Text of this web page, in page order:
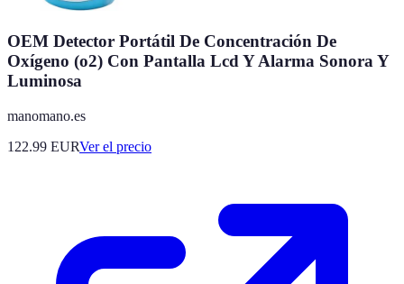
OEM Detector Portátil De Concentración De
Oxígeno (o2) Con Pantalla Lcd Y Alarma Sonora Y
Luminosa
manomano.es
122.99 EURVer el precio